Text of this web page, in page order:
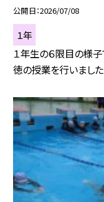
公開日 2026/07/08
１年
１年生の６限目の様子
徳の授業を行いました